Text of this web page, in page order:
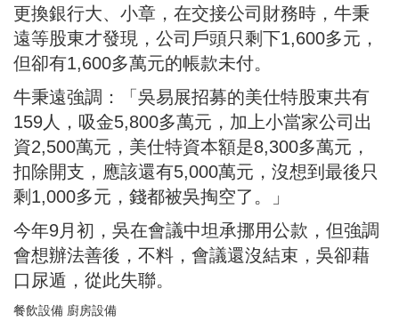
更換銀行大、小章，在交接公司財務時，牛秉
遠等股東才發現，公司戶頭只剩下1,600多元，
但卻有1,600多萬元的帳款未付。
牛秉遠強調：「吳易展招募的美仕特股東共有
159人，吸金5,800多萬元，加上小當家公司出
資2,500萬元，美仕特資本額是8,300多萬元，
扣除開支，應該還有5,000萬元，沒想到最後只
剩1,000多元，錢都被吳掏空了。」
今年9月初，吳在會議中坦承挪用公款，但強調
會想辦法善後，不料，會議還沒結束，吳卻藉
口尿遁，從此失聯。
餐飲設備 廚房設備